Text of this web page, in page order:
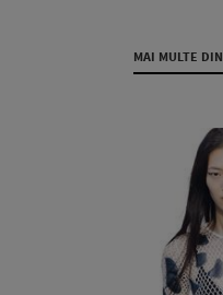
MAI MULTE DIN